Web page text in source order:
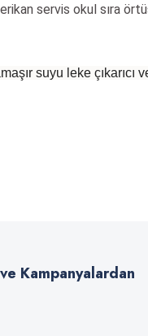
servis okul sıra
suyu leke çıkarıcı
Kampanyalardan